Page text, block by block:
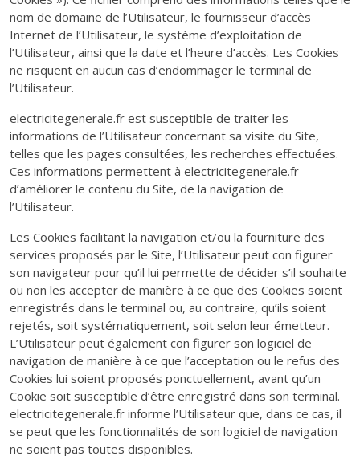
nom de domaine de l’Utilisateur, le fournisseur d’accès
Internet de l’Utilisateur, le système d’exploitation de
l’Utilisateur, ainsi que la date et l’heure d’accès. Les Cookies
ne risquent en aucun cas d’endommager le terminal de
l’Utilisateur.
electricitegenerale.fr est susceptible de traiter les
informations de l’Utilisateur concernant sa visite du Site,
telles que les pages consultées, les recherches effectuées.
Ces informations permettent à electricitegenerale.fr
d’améliorer le contenu du Site, de la navigation de
l’Utilisateur.
Les Cookies facilitant la navigation et/ou la fourniture des
services proposés par le Site, l’Utilisateur peut con figurer
son navigateur pour qu’il lui permette de décider s’il souhaite
ou non les accepter de manière à ce que des Cookies soient
enregistrés dans le terminal ou, au contraire, qu’ils soient
rejetés, soit systématiquement, soit selon leur émetteur.
L’Utilisateur peut également con figurer son logiciel de
navigation de manière à ce que l’acceptation ou le refus des
Cookies lui soient proposés ponctuellement, avant qu’un
Cookie soit susceptible d’être enregistré dans son terminal.
electricitegenerale.fr informe l’Utilisateur que, dans ce cas, il
se peut que les fonctionnalités de son logiciel de navigation
ne soient pas toutes disponibles.